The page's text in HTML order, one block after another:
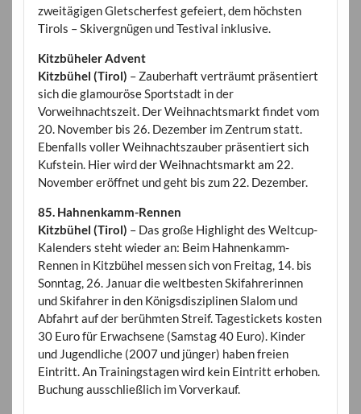
zweitägigen Gletscherfest gefeiert, dem höchsten
Tirols – Skivergnügen und Testival inklusive.
Kitzbüheler Advent
Kitzbühel (Tirol) – Zauberhaft verträumt präsentiert
sich die glamouröse Sportstadt in der
Vorweihnachtszeit. Der Weihnachtsmarkt findet vom
20. November bis 26. Dezember im Zentrum statt.
Ebenfalls voller Weihnachtszauber präsentiert sich
Kufstein. Hier wird der Weihnachtsmarkt am 22.
November eröffnet und geht bis zum 22. Dezember.
85. Hahnenkamm-Rennen
Kitzbühel (Tirol) – Das große Highlight des Weltcup-
Kalenders steht wieder an: Beim Hahnenkamm-
Rennen in Kitzbühel messen sich von Freitag, 14. bis
Sonntag, 26. Januar die weltbesten Skifahrerinnen
und Skifahrer in den Königsdisziplinen Slalom und
Abfahrt auf der berühmten Streif. Tagestickets kosten
30 Euro für Erwachsene (Samstag 40 Euro). Kinder
und Jugendliche (2007 und jünger) haben freien
Eintritt. An Trainingstagen wird kein Eintritt erhoben.
Buchung ausschließlich im Vorverkauf.